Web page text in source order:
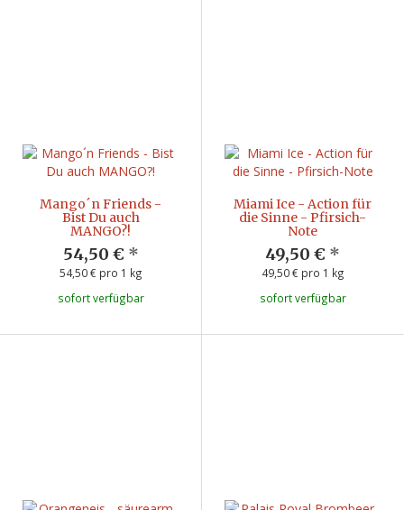
Mango´n Friends -
Bist Du auch
MANGO?!
54,50 € *
54,50 € pro 1 kg
sofort verfügbar
Miami Ice - Action für
die Sinne - Pfirsich-
Note
49,50 € *
49,50 € pro 1 kg
sofort verfügbar